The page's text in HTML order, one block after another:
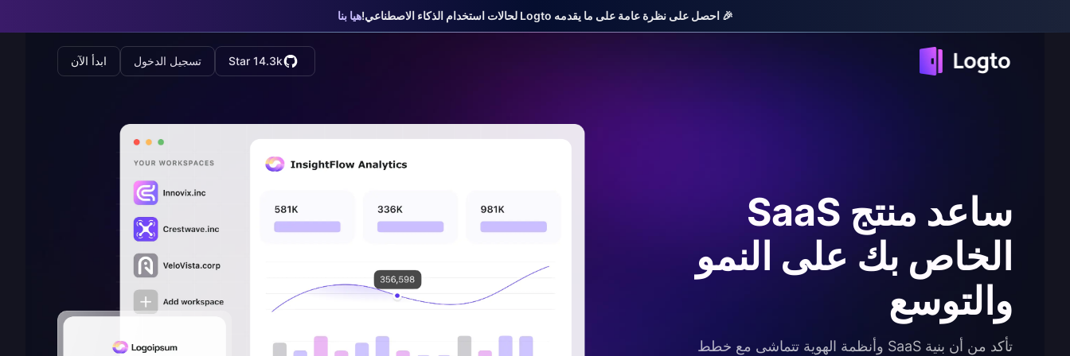
🎉 احصل على نظرة عامة على ما يقدمه Logto لحالات استخدام الذكاء الاصطناعي! هيا بنا
Star 14.3k تسجيل الدخول ابدأ الآن
ساعد منتج SaaS
الخاص بك على النمو
والتوسع
تأكد من أن بنية SaaS وأنظمة الهوية تتماشى مع خطط